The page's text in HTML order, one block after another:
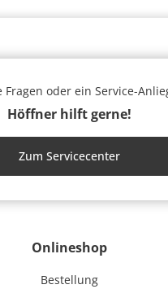
Onlineshop
Bestellung
Fragen oder ein Service-
Höffner hilft gerne!
Zum Servicecenter